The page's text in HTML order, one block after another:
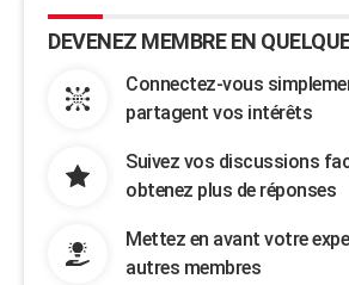
DEVENEZ MEMBRE EN
Connectez-vous
partagent vos intérêts
Suivez vos discussions
obtenez plus de réponses
Mettez en avant votre
autres membres